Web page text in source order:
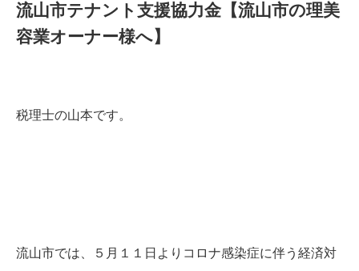
流山市テナント支援協力金【流山市の理美
容業オーナー様へ】
税理士の山本です。
流山市では、５月１１日よりコロナ感染症に伴う経済対